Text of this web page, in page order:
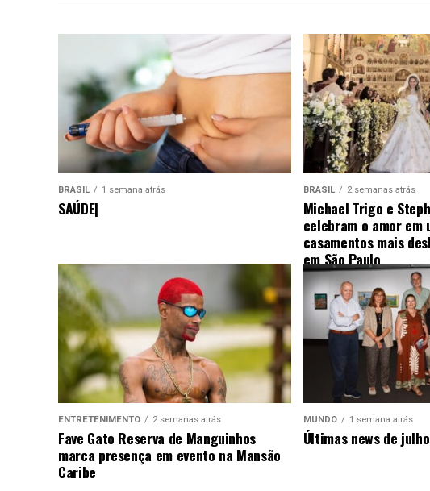
BRASIL 1 semana atrás
SAÚDE|
BRASIL 2 semanas atrás
Michael Trigo e
celebram o amor em
casamentos mais
em São Paulo
ENTRETENIMENTO 2 semanas atrás
Fave Gato Reserva de Manguinhos
marca presença em evento na Mansão
Caribe
MUNDO 1 semana atrás
Últimas news de